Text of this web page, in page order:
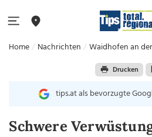
Home Nachrichten Waidhofen an
Drucken
tips.at als bevorzugte
Schwere